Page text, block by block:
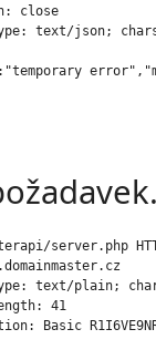
close
text/json;
server.php
text/plain;
41
Basic